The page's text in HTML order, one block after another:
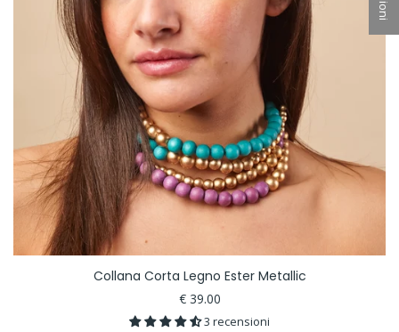
Collana Corta Legno Ester Metallic
€ 39.00
3 recensioni